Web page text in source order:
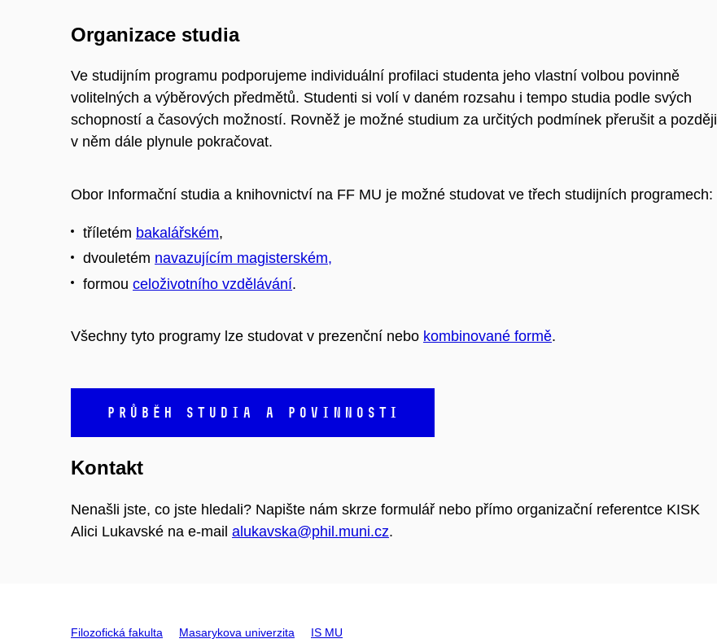
Organizace studia
Ve studijním programu podporujeme individuální profilaci studenta jeho vlastní volbou povinně
volitelných a výběrových předmětů. Studenti si volí v daném rozsahu i tempo studia podle svých
schopností a časových možností. Rovněž je možné studium za určitých podmínek přerušit a později
v něm dále plynule pokračovat.
Obor Informační studia a knihovnictví na FF MU je možné studovat ve třech studijních programech:
tříletém bakalářském,
dvouletém navazujícím magisterském,
formou celoživotního vzdělávání.
Všechny tyto programy lze studovat v prezenční nebo kombinované formě.
PRŮBĚH STUDIA A POVINNOSTI
Kontakt
Nenašli jste, co jste hledali? Napište nám skrze formulář nebo přímo organizační referentce KISK
Alici Lukavské na e-mail alukavska@phil.muni.cz.
Filozofická fakulta Masarykova univerzita IS MU